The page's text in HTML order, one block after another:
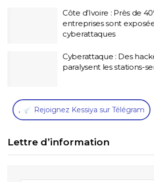
Côte d’Ivoire : Près de
entreprises sont
cyberattaques
Cyberattaque : Des
paralysent les stations-
, Rejoignez Kessiya sur Télégram
Lettre d’information